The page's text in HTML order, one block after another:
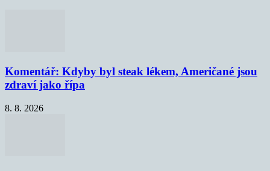
Komentář: Kdyby byl steak lékem, Američané jsou
zdraví jako řípa
8. 8. 2026